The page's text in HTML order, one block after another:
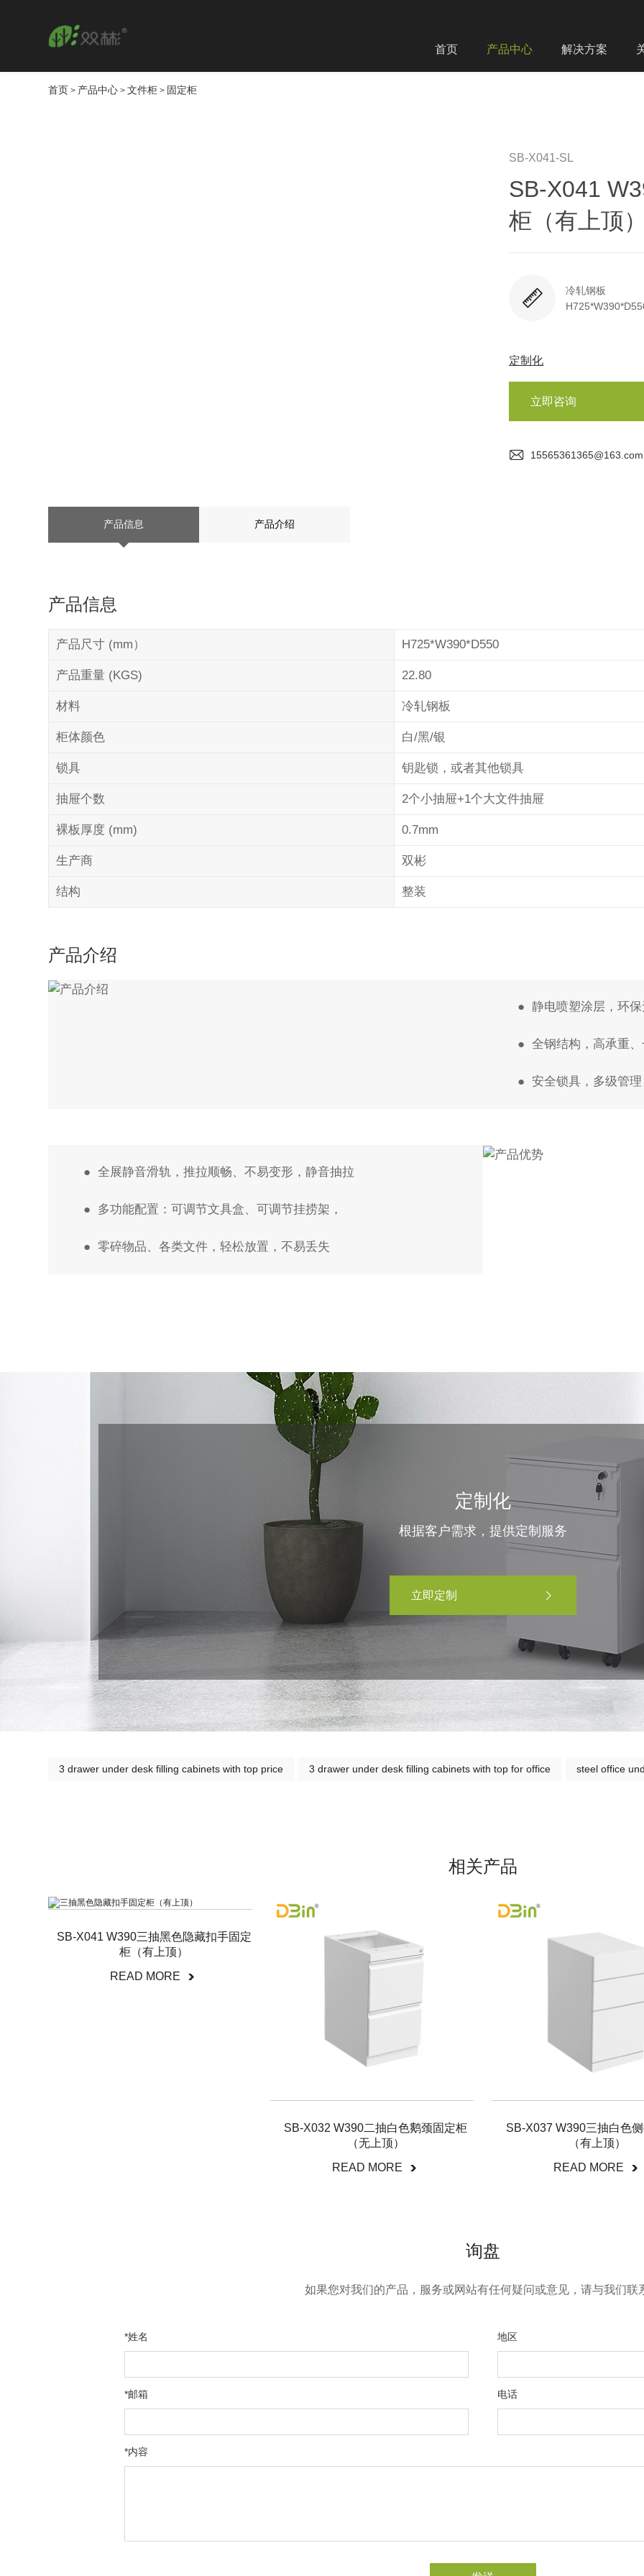
首页 产品中心 解决方案
首页 > 产品中心 >文件柜 > 固定柜
SB-X041-SL
SB-X041
柜（有上顶
冷轧钢板
定制化
立即咨询
15565361365@163.com
产品信息 产品介绍
产品信息
产品尺寸 (mm） H725*W390*D550
产品重量 (KGS) 22.80
材料 冷轧钢板
柜体颜色 白/黑/银
锁具 钥匙锁，或者其他锁具
抽屉个数 2个小抽屉+1个大文件抽屉
裸板厚度 (mm) 0.7mm
生产商 双彬
结构 整装
产品介绍
● 静电喷塑涂层，环
● 全钢结构，高承重
● 安全锁具，多级管理
● 全展静音滑轨，推拉顺畅、不易变形，静音抽拉
● 多功能配置：可调节文具盒、可调节挂捞架，
● 零碎物品、各类文件，轻松放置，不易丢失
定制化
根据客户需求，提供定制服务
立即定制
3 drawer under desk filling cabinets with top price 3 drawer under desk filling cabinets with top for office steel office
相关产品
SB-X041 W390三抽黑色隐藏扣手固定
柜（有上顶）
READ MORE
SB-X032 W390二抽白色鹅颈固定柜
（无上顶）
READ MORE
SB-X037 W390三抽白色
（有上顶）
READ MORE
询盘
如果您对我们的产品，服务或网站有任何疑问或意见，请与我们联
*姓名 地区
*邮箱 电话
*内容